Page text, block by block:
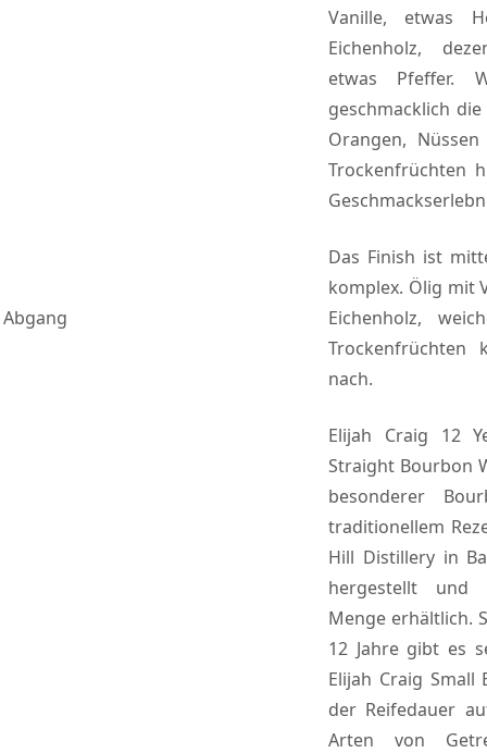
Vanille, etwas
Eichenholz,
etwas Pfeffer.
geschmacklich
Orangen,
Trockenfrüchten
Abgang
Das Finish ist
komplex. Ölig mit
Eichenholz,
Trockenfrüchten
nach.
Elijah Craig 12
Straight Bourbon
besonderer
traditionellem
Hill Distillery in
hergestellt
Menge erhältlich.
12 Jahre gibt es
Elijah Craig Small
der Reifedauer
Arten von